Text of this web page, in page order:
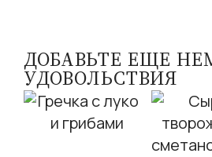
ДОБАВЬТЕ ЕЩЕ
УДОВОЛЬСТВИЯ